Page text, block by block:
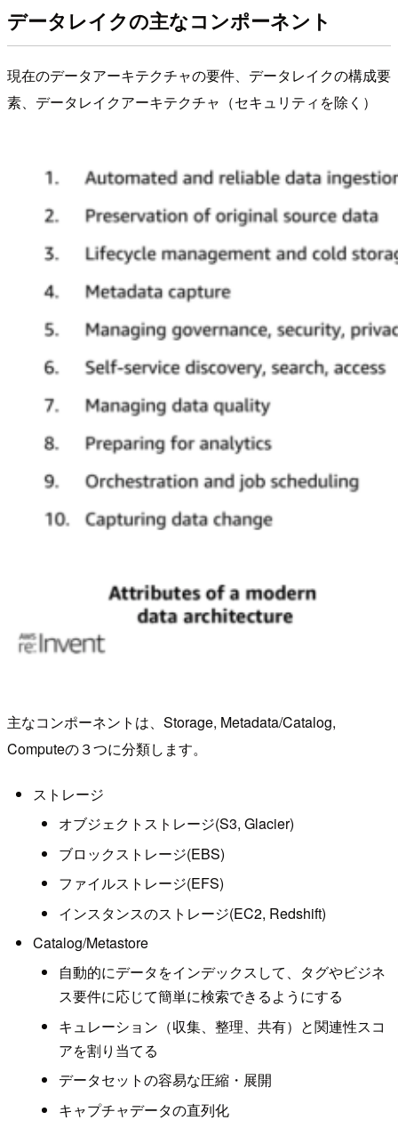
データレイクの主なコンポーネント
現在のデータアーキテクチャの要件、データレイクの構成要
素、データレイクアーキテクチャ（セキュリティを除く）
主なコンポーネントは、Storage, Metadata/Catalog,
Computeの３つに分類します。
ストレージ
オブジェクトストレージ(S3, Glacier)
ブロックストレージ(EBS)
ファイルストレージ(EFS)
インスタンスのストレージ(EC2, Redshift)
Catalog/Metastore
自動的にデータをインデックスして、タグやビジネ
ス要件に応じて簡単に検索できるようにする
キュレーション（収集、整理、共有）と関連性スコ
アを割り当てる
データセットの容易な圧縮・展開
キャプチャデータの直列化